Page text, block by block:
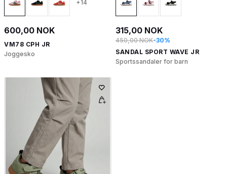
+14
600,00 NOK
VM78 CPH JR
Joggesko
315,00 NOK
450,00 NOK-30%
SANDAL SPORT WAVE JR
Sportssandaler for barn